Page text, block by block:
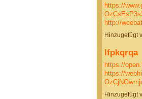
https://
http://
Hinzugefügt
lfpkqrqa
https://
https://
Hinzugefügt